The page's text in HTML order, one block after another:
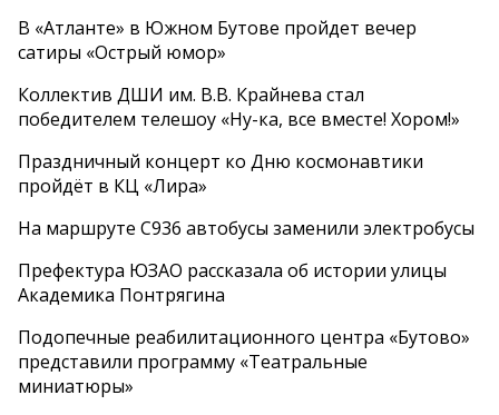
В «Атланте» в Южном Бутове пройдет вечер
сатиры «Острый юмор»
Коллектив ДШИ им. В.В. Крайнева стал
победителем телешоу «Ну-ка, все вместе! Хором!»
Праздничный концерт ко Дню космонавтики
пройдёт в КЦ «Лира»
На маршруте С936 автобусы заменили электробусы
Префектура ЮЗАО рассказала об истории улицы
Академика Понтрягина
Подопечные реабилитационного центра «Бутово»
представили программу «Театральные
миниатюры»